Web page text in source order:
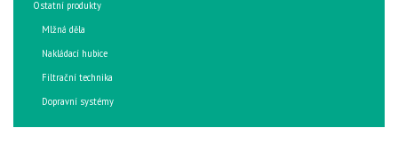
Ostatní produkty
Mlžná děla
Nakládací hubice
Filtrační technika
Dopravní systémy